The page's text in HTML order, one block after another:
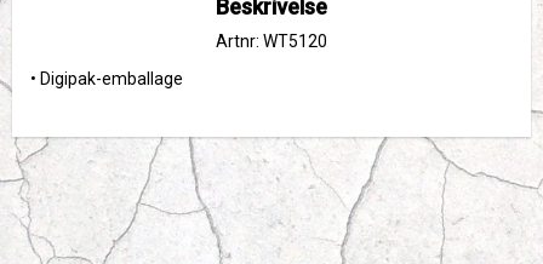
Beskrivelse
Artnr: WT5120
• Digipak-emballage